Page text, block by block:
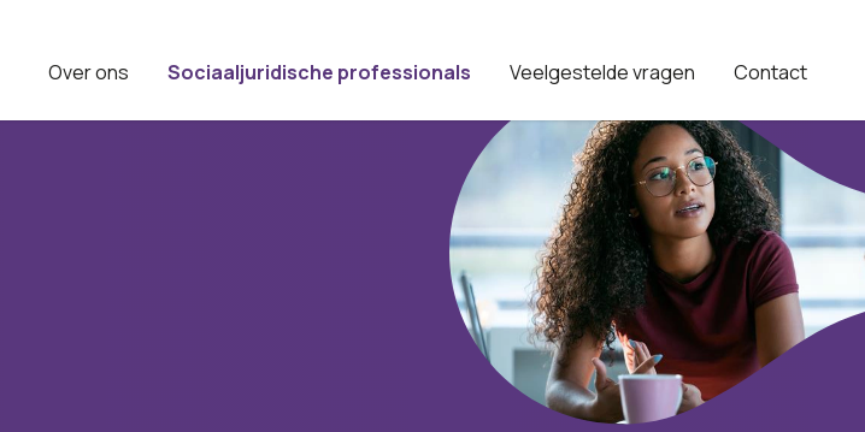
Over ons Sociaaljuridische professionals Veelgestelde vragen Contact